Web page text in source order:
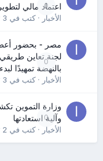
0
اعتماد مالي
الأخبار· كتب في 3
0
مصر - بحضور
لجنة تعاين
بالنهضة تمهيدًا
الأخبار· كتب في 3
0
وزارة التموين
وآلية استعادتها
الأخبار· كتب في 2